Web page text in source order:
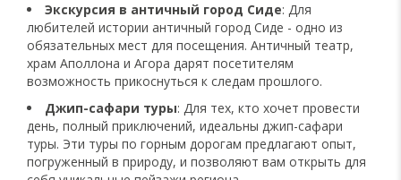
Экскурсия в античный город Сиде: Для
любителей истории античный город Сиде - одно из
обязательных мест для посещения. Античный театр,
храм Аполлона и Агора дарят посетителям
возможность прикоснуться к следам прошлого.
Джип-сафари туры: Для тех, кто хочет провести
день, полный приключений, идеальны джип-сафари
туры. Эти туры по горным дорогам предлагают опыт,
погруженный в природу, и позволяют вам открыть для